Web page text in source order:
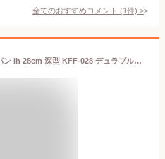
全てのおすすめコメント (1件) >
【あす楽】サーモス フライパン ih 28cm 深型 KFF-028 デュラブルシリーズ IH ガスOK 揚げ物 煮物 炒め 鍋 374576